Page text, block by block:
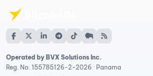
Operated by BVX Solutions Inc.
Reg. No. 155785126-2-2026 · Panama